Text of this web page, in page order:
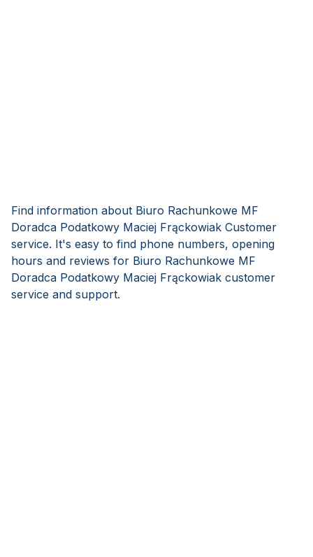
Find information about Biuro Rachunkowe MF
Doradca Podatkowy Maciej Frąckowiak Customer
service. It's easy to find phone numbers, opening
hours and reviews for Biuro Rachunkowe MF
Doradca Podatkowy Maciej Frąckowiak customer
service and support.